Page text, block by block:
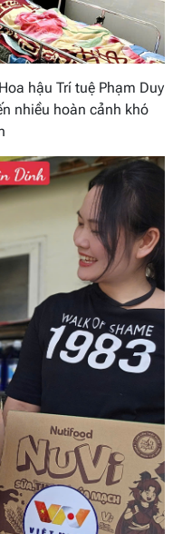
hậu Trí tuệ Phạm Duy
nhiều hoàn cảnh khó